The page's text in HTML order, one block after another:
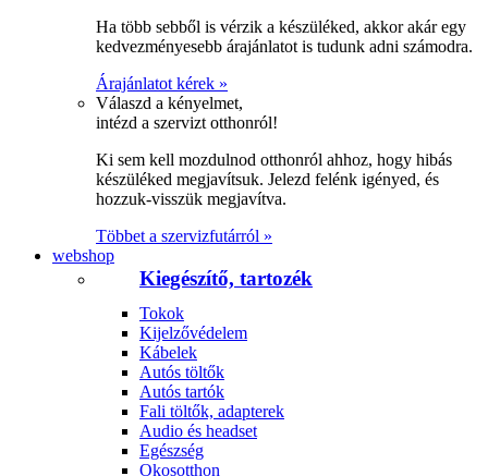
Ha több sebből is vérzik a készüléked, akkor akár egy
kedvezményesebb árajánlatot is tudunk adni számodra.
Árajánlatot kérek »
Válaszd a kényelmet,
intézd a szervizt otthonról!
Ki sem kell mozdulnod otthonról ahhoz, hogy hibás
készüléked megjavítsuk. Jelezd felénk igényed, és
hozzuk-visszük megjavítva.
Többet a szervizfutárról »
webshop
Kiegészítő, tartozék
Tokok
Kijelzővédelem
Kábelek
Autós töltők
Autós tartók
Fali töltők, adapterek
Audio és headset
Egészség
Okosotthon